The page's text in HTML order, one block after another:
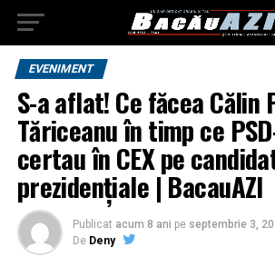
EVENIMENT
S-a aflat! Ce făcea Călin
Tăriceanu în timp ce
certau în CEX pe
prezidențiale | BacauAZI
Publicat acum 8 ani pe septembrie 3,
De Deny